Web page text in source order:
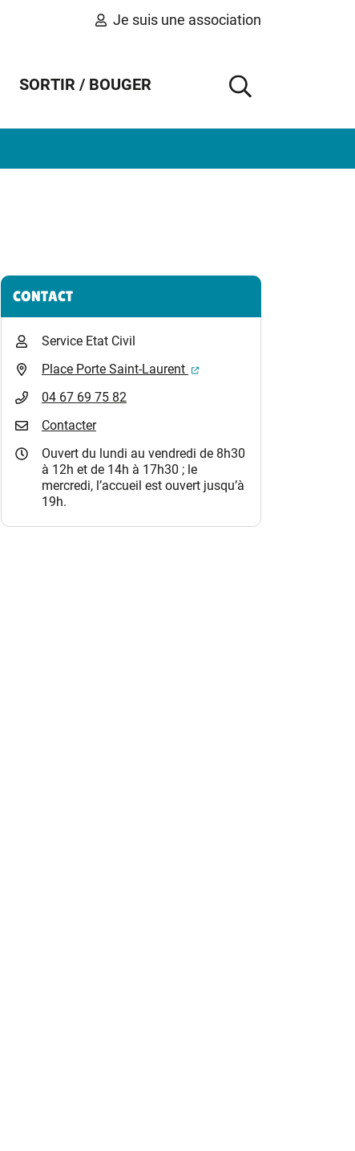
Je suis une association
SORTIR / BOUGER
AFFICHER
Informations complémentaires
CONTACT
Service Etat Civil
Place Porte Saint-Laurent
(ouverture dans un nouvel
04 67 69 75 82
Contacter
Ouvert du lundi au vendredi de 8h30
à 12h et de 14h à 17h30 ; le
mercredi, l’accueil est ouvert jusqu’à
19h.